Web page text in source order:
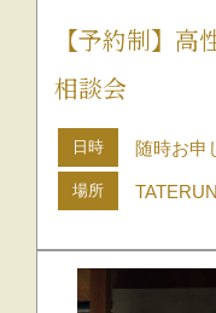
【予約制】
相談会
日時 随時お申
場所